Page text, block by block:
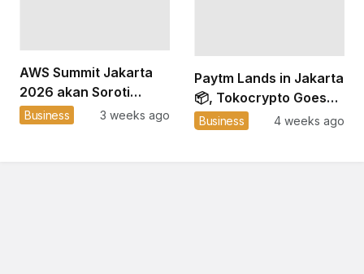
AWS Summit Jakarta
2026 akan Soroti
Tantangan Efisiensi
Business 3 weeks ago
Paytm Lands in Jakarta
📦, Tokocrypto Goes
Global 🪙, Xendit Goes
Business 4 weeks ago